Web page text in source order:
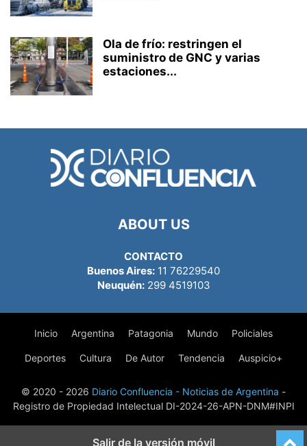
Ola de frío: restringen el
suministro de GNC y varias
estaciones...
ABOUT US
CONTACTO
Buenos Aires: 11 76229540
Neuquén:299 4519103
Inicio Argentina Patagonia Mundo Policiales
Deportes Cultura De Autor Tendencia Auspicio+
© 2020 - 2026 Diario Confluencia - Noticias de Argentina -
Registro de Propiedad Intelectual DI-2024-26-APN-DNM#INPI
Salir de la versión móvil